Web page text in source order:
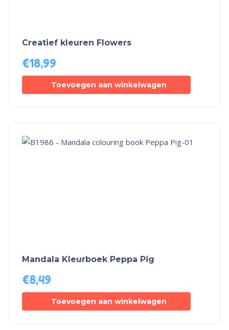
Creatief kleuren Flowers
€18,99
Toevoegen aan winkelwagen
Mandala Kleurboek Peppa Pig
€8,49
Toevoegen aan winkelwagen